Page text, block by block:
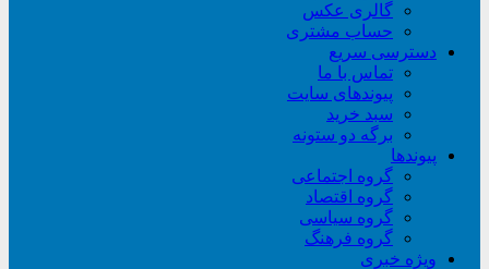
گالری عکس
حساب مشتری
دسترسی سریع
تماس با ما
پیوندهای سایت
سبد خريد
برگه دو ستونه
پیوندها
گروه اجتماعی
گروه اقتصاد
گروه سیاسی
گروه فرهنگ
ویژه خبری